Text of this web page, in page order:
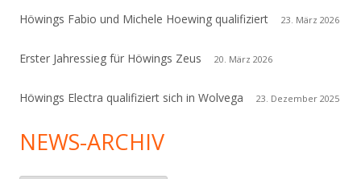
Höwings Fabio und Michele Hoewing qualifiziert 23. März 2026
Erster Jahressieg für Höwings Zeus 20. März 2026
Höwings Electra qualifiziert sich in Wolvega 23. Dezember 2025
NEWS-ARCHIV